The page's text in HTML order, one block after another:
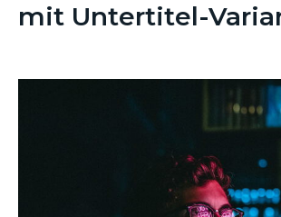
mit Untertitel-